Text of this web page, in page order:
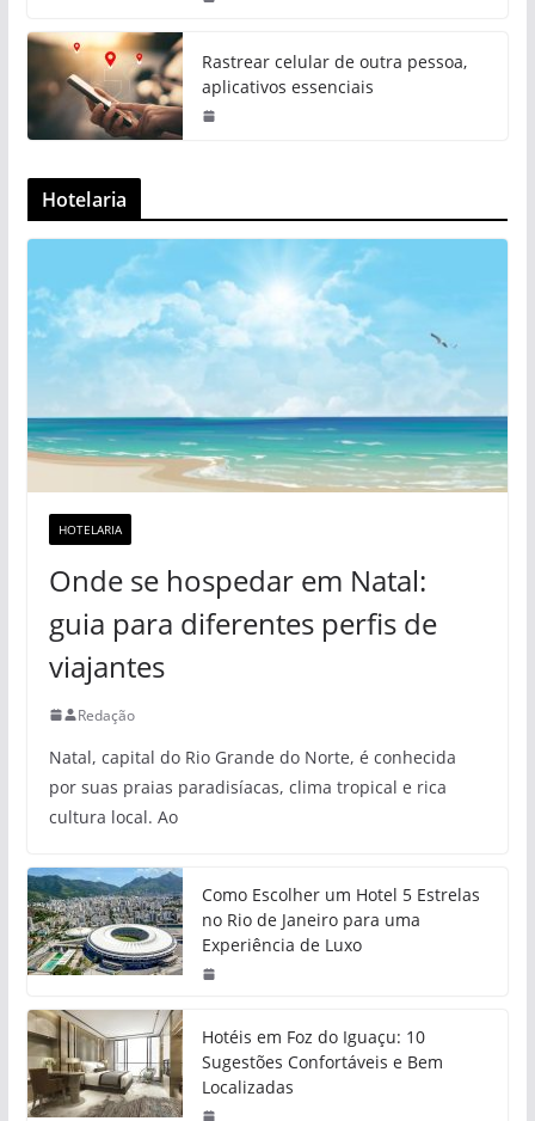
Rastrear celular de outra pessoa,
aplicativos essenciais
Hotelaria
HOTELARIA
Onde se hospedar em Natal:
guia para diferentes perfis de
viajantes
Redação
Natal, capital do Rio Grande do Norte, é conhecida
por suas praias paradisíacas, clima tropical e rica
cultura local. Ao
Como Escolher um Hotel 5 Estrelas
no Rio de Janeiro para uma
Experiência de Luxo
Hotéis em Foz do Iguaçu: 10
Sugestões Confortáveis e Bem
Localizadas